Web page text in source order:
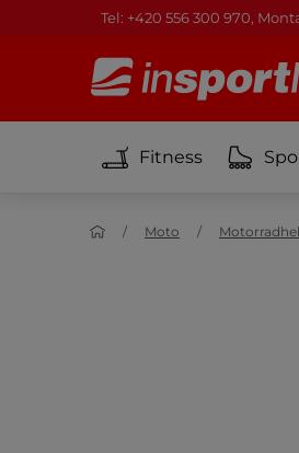
Tel: +420 556 300 970,
Fitness
Moto